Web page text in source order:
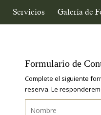
Servicios Galería de
Formulario de
Complete el siguiente
reserva. Le